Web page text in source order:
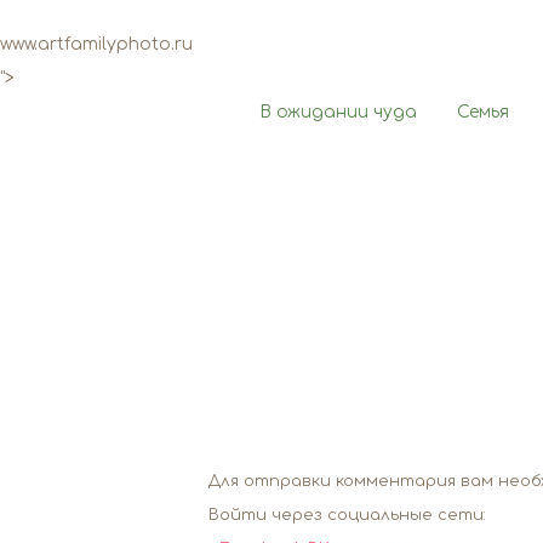
www.artfamilyphoto.ru
">
В ожидании чуда
Семья
Для отправки комментария вам
Войти через социальные сети: